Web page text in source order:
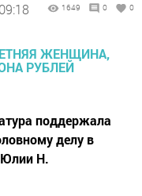
1649 0 0
поддержала
делу в
Юлии Н.